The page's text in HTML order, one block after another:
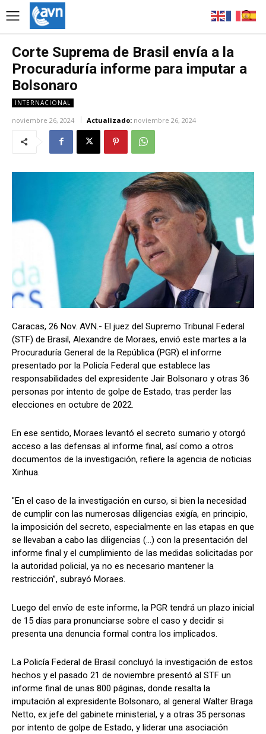
Corte Suprema de Brasil envía a la
Procuraduría informe para imputar a
Bolsonaro
INTERNACIONAL
noviembre 26, 2024 Actualizado: noviembre 26, 2024
Caracas, 26 Nov. AVN.- El juez del Supremo Tribunal Federal
(STF) de Brasil, Alexandre de Moraes, envió este martes a la
Procuraduría General de la República (PGR) el informe
presentado por la Policía Federal que establece las
responsabilidades del expresidente Jair Bolsonaro y otras 36
personas por intento de golpe de Estado, tras perder las
elecciones en octubre de 2022.
En ese sentido, Moraes levantó el secreto sumario y otorgó
acceso a las defensas al informe final, así como a otros
documentos de la investigación, refiere la agencia de noticias
Xinhua.
"En el caso de la investigación en curso, si bien la necesidad
de cumplir con las numerosas diligencias exigía, en principio,
la imposición del secreto, especialmente en las etapas en que
se llevaban a cabo las diligencias (…) con la presentación del
informe final y el cumplimiento de las medidas solicitadas por
la autoridad policial, ya no es necesario mantener la
restricción”, subrayó Moraes.
Luego del envío de este informe, la PGR tendrá un plazo inicial
de 15 días para pronunciarse sobre el caso y decidir si
presenta una denuncia formal contra los implicados.
La Policía Federal de Brasil concluyó la investigación de estos
hechos y el pasado 21 de noviembre presentó al STF un
informe final de unas 800 páginas, donde resalta la
imputación al expresidente Bolsonaro, al general Walter Braga
Netto, ex jefe del gabinete ministerial, y a otras 35 personas
por intento de golpe de Estado, y liderar una asociación